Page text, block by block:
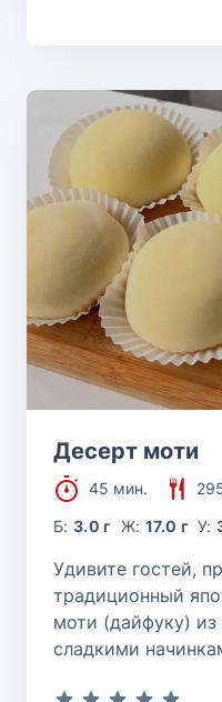
Десерт моти
45 мин.
Б:3.0 г Ж: 17.0 г У:
Удивите гостей,
традиционный
моти (дайфуку)
сладкими